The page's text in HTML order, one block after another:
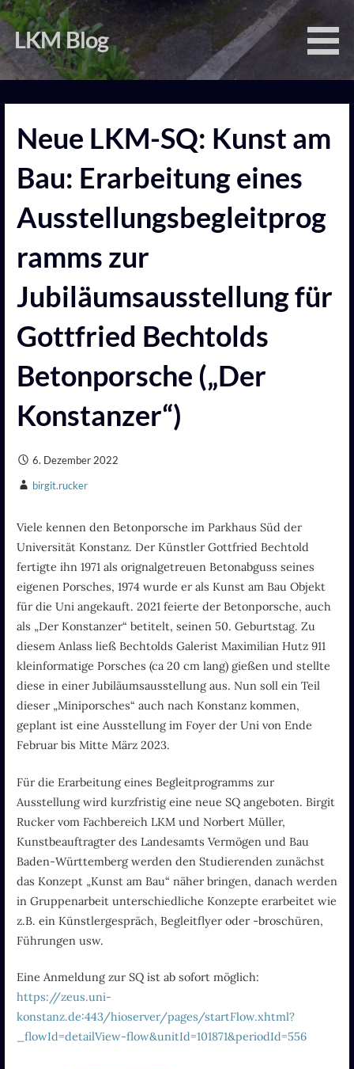
Zum
Inhalt
springen
LKM Blog
Neue LKM-SQ: Kunst am
Bau: Erarbeitung eines
Ausstellungsbegleitprog
ramms zur
Jubiläumsausstellung für
Gottfried Bechtolds
Betonporsche („Der
Konstanzer“)
6. Dezember 2022
birgit.rucker
Viele kennen den Betonporsche im Parkhaus Süd der
Universität Konstanz. Der Künstler Gottfried Bechtold
fertigte ihn 1971 als orignalgetreuen Betonabguss seines
eigenen Porsches, 1974 wurde er als Kunst am Bau Objekt
für die Uni angekauft. 2021 feierte der Betonporsche, auch
als „Der Konstanzer“ betitelt, seinen 50. Geburtstag. Zu
diesem Anlass ließ Bechtolds Galerist Maximilian Hutz 911
kleinformatige Porsches (ca 20 cm lang) gießen und stellte
diese in einer Jubiläumsausstellung aus. Nun soll ein Teil
dieser „Miniporsches“ auch nach Konstanz kommen,
geplant ist eine Ausstellung im Foyer der Uni von Ende
Februar bis Mitte März 2023.
Für die Erarbeitung eines Begleitprogramms zur
Ausstellung wird kurzfristig eine neue SQ angeboten. Birgit
Rucker vom Fachbereich LKM und Norbert Müller,
Kunstbeauftragter des Landesamts Vermögen und Bau
Baden-Württemberg werden den Studierenden zunächst
das Konzept „Kunst am Bau“ näher bringen, danach werden
in Gruppenarbeit unterschiedliche Konzepte erarbeitet wie
z.B. ein Künstlergespräch, Begleitflyer oder -broschüren,
Führungen usw.
Eine Anmeldung zur SQ ist ab sofort möglich:
https://zeus.uni-
konstanz.de:443/hioserver/pages/startFlow.xhtml?
_flowId=detailView-flow&unitId=101871&periodId=556